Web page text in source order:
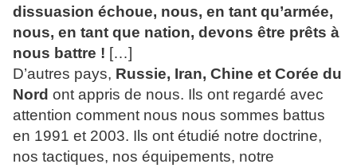
dissuasion échoue, nous, en tant qu’armée,
nous, en tant que nation, devons être prêts à
nous battre ! […]
D’autres pays, Russie, Iran, Chine et Corée du
Nord ont appris de nous. Ils ont regardé avec
attention comment nous nous sommes battus
en 1991 et 2003. Ils ont étudié notre doctrine,
nos tactiques, nos équipements, notre